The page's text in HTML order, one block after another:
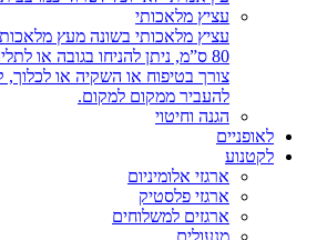
עציץ מלאכותי
עציץ מלאכותי בשונה מעץ
80 ס”מ, ניתן להניחו בגובה או
צורך בטיפוח או השקיה או לכלוך,
להעביר ממקום למקום.
הגנה וחיטוי
לאופניים
לקטנוע
ארגזי אלומיניום
ארגזי פלסטיק
ארגזים למשלוחים
מנעולים